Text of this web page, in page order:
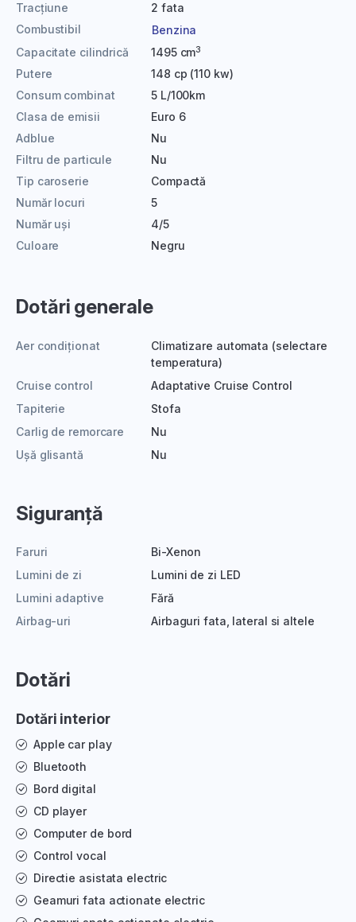
Tracțiune
2 fata
Combustibil
Benzina
Capacitate cilindrică
1495 cm3
Putere
148 cp (110 kw)
Consum combinat
5 L/100km
Clasa de emisii
Euro 6
Adblue
Nu
Filtru de particule
Nu
Tip caroserie
Compactă
Număr locuri
5
Număr uși
4/5
Culoare
Negru
Dotări generale
Aer condiționat
Climatizare automata (selectare
temperatura)
Cruise control
Adaptative Cruise Control
Tapiterie
Stofa
Carlig de remorcare
Nu
Ușă glisantă
Nu
Siguranță
Faruri
Bi-Xenon
Lumini de zi
Lumini de zi LED
Lumini adaptive
Fără
Airbag-uri
Airbaguri fata, lateral si altele
Dotări
Dotări interior
Apple car play
Bluetooth
Bord digital
CD player
Computer de bord
Control vocal
Directie asistata electric
Geamuri fata actionate electric